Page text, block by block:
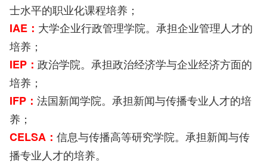
士水平的职业化课程培养；
IAE： 大学企业行政管理学院。承担企业管理人才的
培养；
IEP： 政治学院。承担政治经济学与企业经济方面的
培养；
IFP： 法国新闻学院。承担新闻与传播专业人才的培
养；
CELSA： 信息与传播高等研究学院。承担新闻与传
播专业人才的培养。